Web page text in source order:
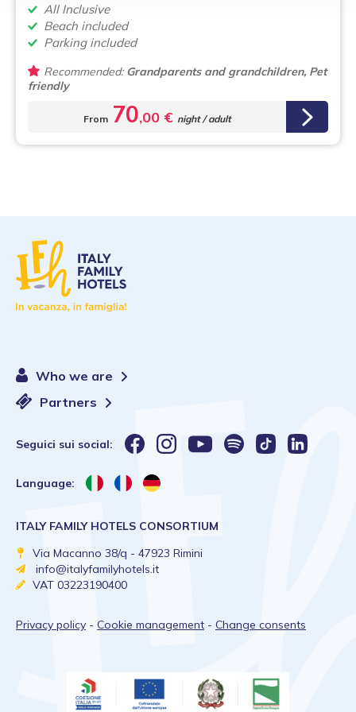
All Inclusive
Beach included
Parking included
Recommended:Grandparents and grandchildren, Pet
friendly
From 70,00 € night / adult
Who we are
Partners
Seguici sui social:
Language:
ITALY FAMILY HOTELS CONSORTIUM
Via Macanno 38/q - 47923 Rimini
info@italyfamilyhotels.it
VAT 03223190400
Privacy policy - Cookie management - Change consents